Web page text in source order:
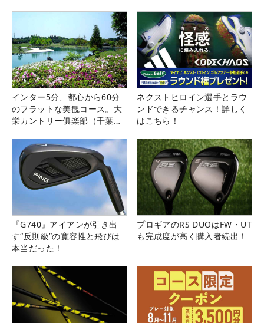
インター5分、都心から60分
のフラットな美観コース。大
栄カントリー俱楽部（千葉
ネクストヒロイン選手とラウ
ンドできるチャンス！詳しく
はこちら！
『G740』アイアンが引き出
す“反則級”の寛容性と飛びは
本当だった！
プロギアのRS DUOはFW・UT
も完成度が高く購入者続出！